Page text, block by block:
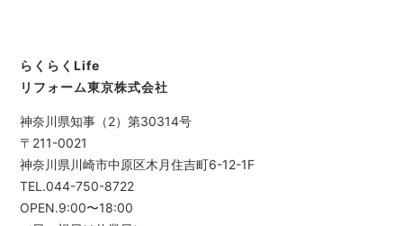
らくらくLife
リフォーム東京株式会社
神奈川県知事（2）第30314号
〒211-0021
神奈川県川崎市中原区木月住吉町6-12-1F
TEL.044-750-8722
OPEN.9:00〜18:00